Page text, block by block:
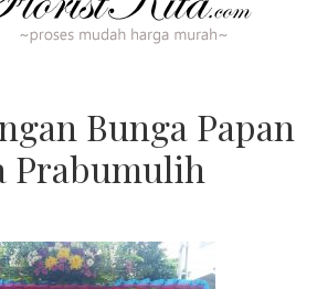
Bunga Papan
Prabumulih